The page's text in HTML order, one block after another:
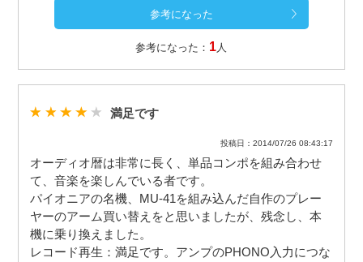
参考になった： 1 人
満足です
投稿日：2014/07/26 08:43:17
オーディオ暦は非常に長く、単品コンポを組み合わせ
て、音楽を楽しんでいる者です。
パイオニアの名機、MU-41を組み込んだ自作のプレー
ヤーのアーム買い替えをと思いましたが、残念し、本
機に乗り換えました。
レコード再生：満足です。アンプのPHONO入力につな